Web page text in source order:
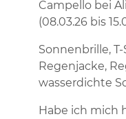
Campello bei
(08.03.26 bis
Sonnenbrille,
Regenjacke,
wasserdichte
Habe ich mich